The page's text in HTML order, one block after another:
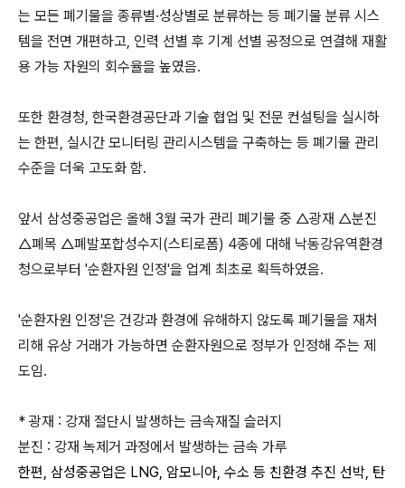
는 모든 폐기물을 종류별·성상별로 분류하는 등 폐기물 분류 시스
템을 전면 개편하고, 인력 선별 후 기계 선별 공정으로 연결해 재활
용 가능 자원의 회수율을 높였음.
또한 환경청, 한국환경공단과 기술 협업 및 전문 컨설팅을 실시하
는 한편, 실시간 모니터링 관리시스템을 구축하는 등 폐기물 관리
수준을 더욱 고도화 함.
앞서 삼성중공업은 올해 3월 국가 관리 폐기물 중 △광재 △분진
△폐목 △폐발포합성수지(스티로폼) 4종에 대해 낙동강유역환경
청으로부터 '순환자원 인정'을 업계 최초로 획득하였음.
'순환자원 인정'은 건강과 환경에 유해하지 않도록 폐기물을 재처
리해 유상 거래가 가능하면 순환자원으로 정부가 인정해 주는 제
도임.
* 광재 : 강재 절단시 발생하는 금속재질 슬러지
분진 : 강재 녹제거 과정에서 발생하는 금속 가루
한편, 삼성중공업은 LNG, 암모니아, 수소 등 친환경 추진 선박, 탄